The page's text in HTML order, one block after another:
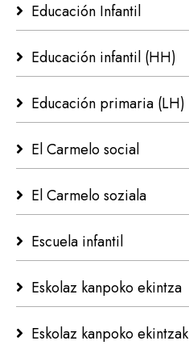
Educación Infantil
Educación infantil (HH)
Educación primaria (LH)
El Carmelo social
El Carmelo soziala
Escuela infantil
Eskolaz kanpoko ekintza
Eskolaz kanpoko ekintzak